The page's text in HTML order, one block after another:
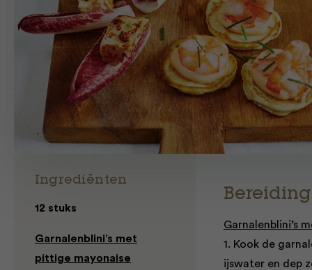
Ingrediënten
12 stuks
Garnalenblini’s met
pittige mayonaise
Bereiding
Garnalenblini’s
1. Kook de
ijswater en dep